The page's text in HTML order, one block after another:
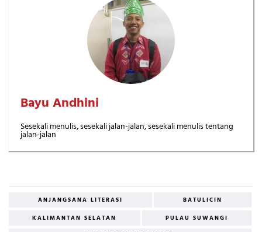
Bayu Andhini
Sesekali menulis, sesekali jalan-jalan, sesekali menulis tentang
jalan-jalan
ANJANGSANA LITERASI
BATULICIN
KALIMANTAN SELATAN
PULAU SUWANGI